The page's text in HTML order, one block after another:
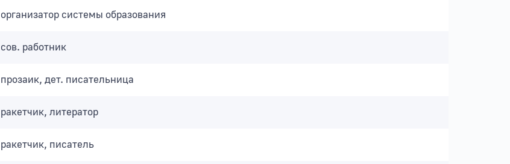
организатор системы образования
сов. работник
прозаик, дет. писательница
ракетчик, литератор
ракетчик, писатель